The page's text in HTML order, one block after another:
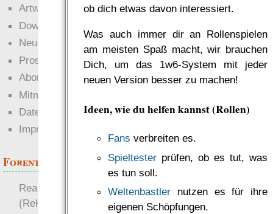
ob dich etwas davon interessiert.
Was auch immer dir an Rollenspielen
am meisten Spaß macht, wir brauchen
Dich, um das 1w6-System mit jeder
neuen Version besser zu machen!
Ideen, wie du helfen kannst (Rollen)
Fans verbreiten es.
Spieltesterprüfen, ob es tut, was
es tun soll.
Weltenbastlernutzen es für ihre
eigenen Schöpfungen.
Artwork
Downloads
Neuigkeiten
Prosa
Abonnieren
Mitmachen
Datenschutz
Impressum
Forenthemen
Realistische Kämpfe
(ReKa)